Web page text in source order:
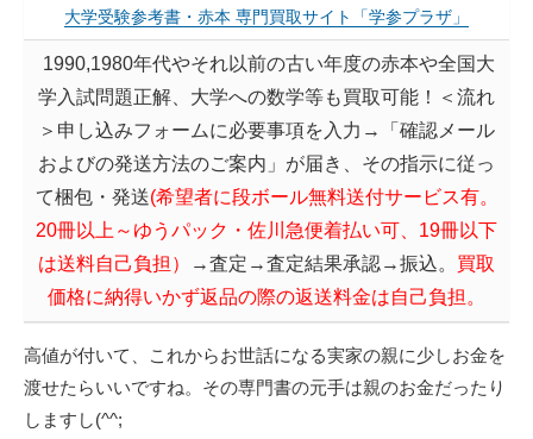
大学受験参考書・赤本 専門買取サイト「学参プラザ」
1990,1980年代やそれ以前の古い年度の赤本や全国大
学入試問題正解、大学への数学等も買取可能！＜流れ
＞申し込みフォームに必要事項を入力→「確認メール
およびの発送方法のご案内」が届き、その指示に従っ
て梱包・発送(希望者に段ボール無料送付サービス有。
20冊以上～ゆうパック・ 佐川急便着払い可、19冊以下
は送料自己負担 ） →査定→査定結果承認→振込。 買取
価格に納得いかず返品の際の返送料金は自己負担。
高値が付いて、これからお世話になる実家の親に少しお金を
渡せたらいいですね。その専門書の元手は親のお金だったり
しますし(^^;